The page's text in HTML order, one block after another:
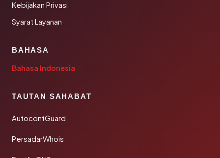
Kebijakan Privasi
Syarat Layanan
BAHASA
Bahasa Indonesia
TAUTAN SAHABAT
AutocontGuard
PersadarWhois